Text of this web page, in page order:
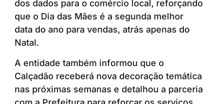
dos dados para o comércio local, reforçando
que o Dia das Mães é a segunda melhor
data do ano para vendas, atrás apenas do
Natal.
A entidade também informou que o
Calçadão receberá nova decoração temática
nas próximas semanas e detalhou a parceria